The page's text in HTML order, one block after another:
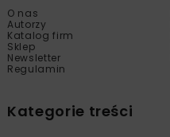
O nas
Autorzy
Katalog firm
Sklep
Newsletter
Regulamin
Kategorie treści